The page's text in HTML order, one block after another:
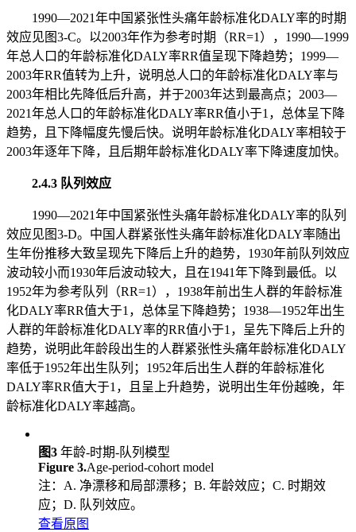
1990—2021年中国紧张性头痛年龄标准化DALY率的时期
效应见图3-C。以2003年作为参考时期（RR=1），1990—1999
年总人口的年龄标准化DALY率RR值呈现下降趋势；1999—
2003年RR值转为上升，说明总人口的年龄标准化DALY率与
2003年相比先降低后升高，并于2003年达到最高点；2003—
2021年总人口的年龄标准化DALY率RR值小于1，总体呈下降
趋势，且下降幅度先慢后快。说明年龄标准化DALY率相较于
2003年逐年下降，且后期年龄标准化DALY率下降速度加快。
2.4.3 队列效应
1990—2021年中国紧张性头痛年龄标准化DALY率的队列
效应见图3-D。中国人群紧张性头痛年龄标准化DALY率随出
生年份推移大致呈现先下降后上升的趋势，1930年前队列效应
波动较小而1930年后波动较大，且在1941年下降到最低。以
1952年为参考队列（RR=1），1938年前出生人群的年龄标准
化DALY率RR值大于1，总体呈下降趋势；1938—1952年出生
人群的年龄标准化DALY率的RR值小于1，呈先下降后上升的
趋势，说明此年龄段出生的人群紧张性头痛年龄标准化DALY
率低于1952年出生队列；1952年后出生人群的年龄标准化
DALY率RR值大于1，且呈上升趋势，说明出生年份越晚，年
龄标准化DALY率越高。
图3 年龄-时期-队列模型
Figure 3.Age-period-cohort model
注：A. 净漂移和局部漂移；B. 年龄效应；C. 时期效
应；D. 队列效应。
查看原图